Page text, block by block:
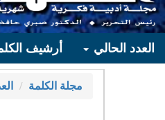
العدد الحالي أرشيف
مجلة الكلمة العدد